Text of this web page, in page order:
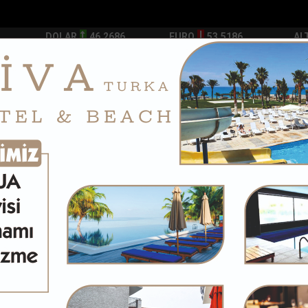
DOLAR 46.2686 EURO 53.5186
GÜNDEM MAGAZİN KADIN-YAŞAM SPOR SAĞLIK
5 yıldır birlikte yaşadığı sevgilisinin şidde... Arsuzda üretilen
Yazarlar Web TV